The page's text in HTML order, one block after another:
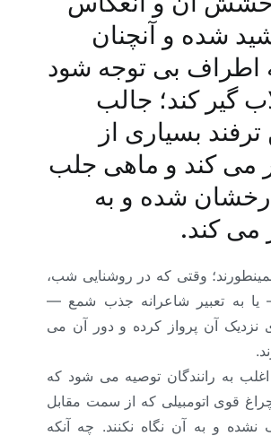
شده و آنچنان
اطراف بی توجه شود
گیر کند؛ جالب
ترفند بسیاری از
می کند و ماهی جلب
شده و به
می کند.
وقتی که در روشنایی شب،
به تعبیر شاعرانه جذب شمع —
آن پرواز کرده و دور آن می
به رانندگان توصیه می شود که
قوی اتومبیلی که از سمت مقابل
نشده و به آن نگاه نکنند. چه آنکه